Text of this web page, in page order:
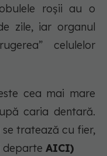
roșii au o
zile, iar organul
celulelor
cea mai mare
caria dentară.
tratează cu fier,
departe AICI)